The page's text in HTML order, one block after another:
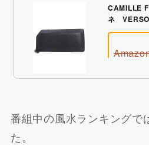
CAMILLE
ネ VERSO
番組中の風水ランキングで
た。